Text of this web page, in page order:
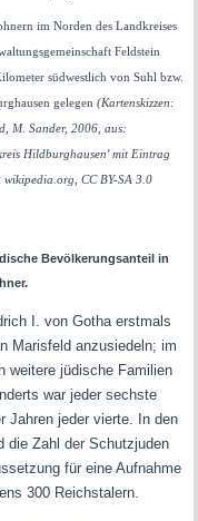
im Norden des Landkreises
Feldstein
südwestlich von Suhl bzw.
gelegen (Kartenskizzen:
M. Sander, 2006, aus:
Hildburghausen' mit Eintrag
CC BY-SA 3.0
Bevölkerungsanteil in
I. von Gotha erstmals
Marisfeld anzusiedeln; im
weitere jüdische Familien
war jeder sechste
Jahren jeder vierte. In den
die Zahl der Schutzjuden
für eine Aufnahme
300 Reichstalern.